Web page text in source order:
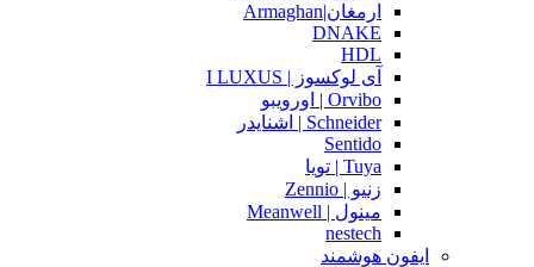
ارمغان|Armaghan
DNAKE
HDL
آی لوکسوز | I LUXUS
Orvibo | اورویبو
Schneider | اشنایدر
Sentido
Tuya | تویا
زنیو | Zennio
مینول | Meanwell
nestech
ایفون هوشمند